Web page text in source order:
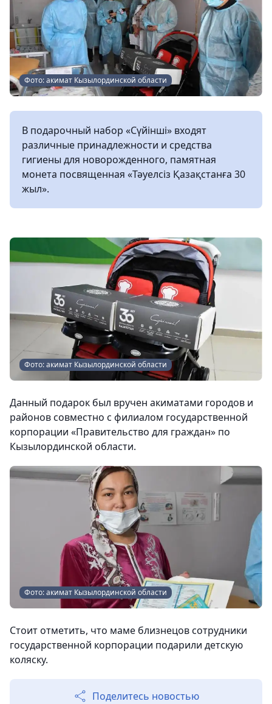
Фото: акимат Кызылординской области
В подарочный набор «Сүйінші» входят
различные принадлежности и средства
гигиены для новорожденного, памятная
монета посвященная «Тәуелсіз Қазақстанға 30
жыл».
Фото: акимат Кызылординской области
Данный подарок был вручен акиматами городов и
районов совместно с филиалом государственной
корпорации «Правительство для граждан» по
Кызылординской области.
Фото: акимат Кызылординской области
Стоит отметить, что маме близнецов сотрудники
государственной корпорации подарили детскую
коляску.
Поделитесь новостью